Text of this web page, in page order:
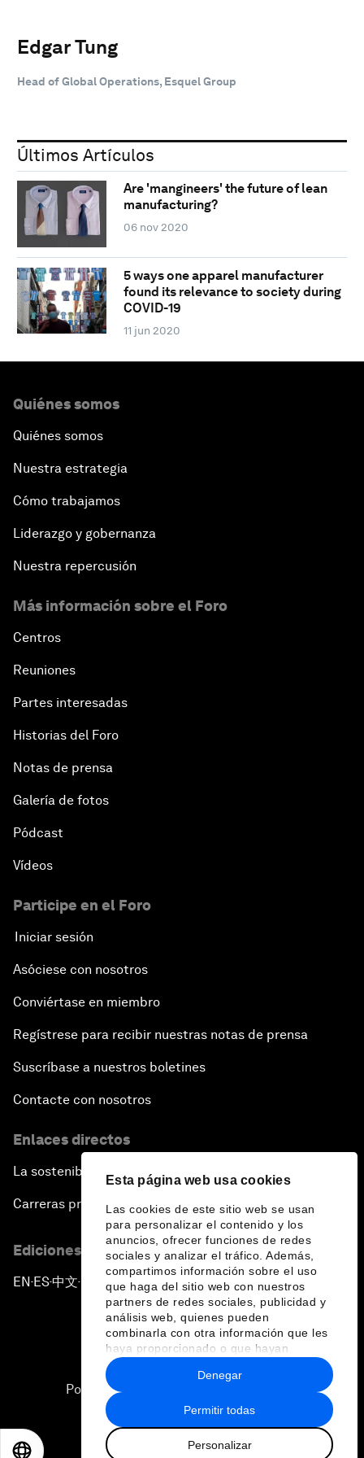
Esta página web usa cookies
Las cookies de este sitio web se usan
para personalizar el contenido y los
anuncios, ofrecer funciones de redes
sociales y analizar el tráfico. Además,
compartimos información sobre el uso
que haga del sitio web con nuestros
partners de redes sociales, publicidad y
análisis web, quienes pueden
combinarla con otra información que les
haya proporcionado o que hayan
recopilado a partir del uso que haya
hecho de sus servicios.
Permitir todas
Personalizar
Denegar
Edgar Tung
Head of Global Operations, Esquel Group
Últimos Artículos
Are 'mangineers' the future of lean
manufacturing?
06 nov 2020
5 ways one apparel manufacturer
found its relevance to society during
COVID-19
11 jun 2020
Quiénes somos
Quiénes somos
Nuestra estrategia
Cómo trabajamos
Liderazgo y gobernanza
Nuestra repercusión
Más información sobre el Foro
Centros
Reuniones
Partes interesadas
Historias del Foro
Notas de prensa
Galería de fotos
Pódcast
Vídeos
Participe en el Foro
Iniciar sesión
Asóciese con nosotros
Conviértase en miembro
Regístrese para recibir nuestras notas de prensa
Suscríbase a nuestros boletines
Contacte con nosotros
Enlaces directos
La sostenibilidad en el Foro
Carreras profesionales
Ediciones en otros idiomas
EN ▪ES▪中文▪ 日本語
Política de privacidad y normas de uso
Sitemap
2026 Foro Económico Mundial